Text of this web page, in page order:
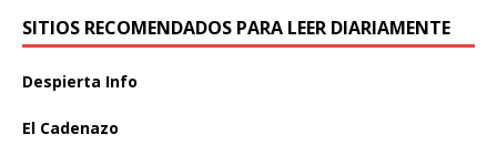
SITIOS RECOMENDADOS PARA LEER DIARIAMENTE
Despierta Info
El Cadenazo